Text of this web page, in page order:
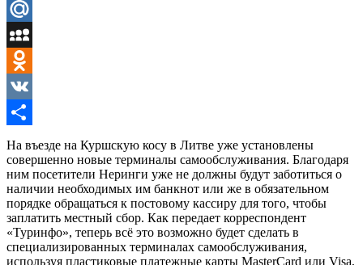
LiveJournal
Mail.Ru
MySpace
Odnoklassniki
VK
Отправить
На въезде на Куршскую косу в Литве уже установлены
совершенно новые терминалы самообслуживания. Благодаря
ним посетители Неринги уже не должны будут заботиться о
наличии необходимых им банкнот или же в обязательном
порядке обращаться к постовому кассиру для того, чтобы
заплатить местный сбор. Как передает корреспондент
«Туринфо», теперь всё это возможно будет сделать в
специализированных терминалах самообслуживания,
используя пластиковые платежные карты MasterCard или Visa,